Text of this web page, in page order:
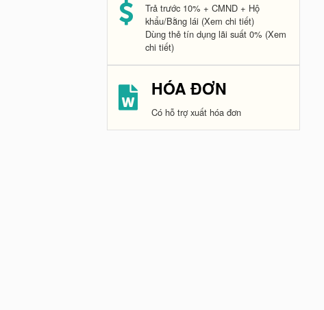
Trả trước 10% + CMND + Hộ
khẩu/Bằng lái (Xem chi tiết)
Dùng thẻ tín dụng lãi suất 0% (Xem
chi tiết)
HÓA ĐƠN
Có hỗ trợ xuất hóa đơn